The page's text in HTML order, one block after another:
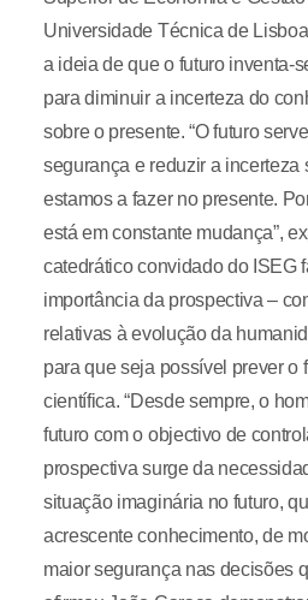
Universidade Técnica de
a ideia de que o futuro inventa-
para diminuir a incerteza do
sobre o presente. “O futuro
segurança e reduzir a incerteza
estamos a fazer no presente.
está em constante mudança”,
catedrático convidado do ISEG
importância da prospectiva –
relativas à evolução da
para que seja possível prever o
científica. “Desde sempre, o
futuro com o objectivo de
prospectiva surge da
situação imaginária no futuro,
acrescente conhecimento, de
maior segurança nas decisões